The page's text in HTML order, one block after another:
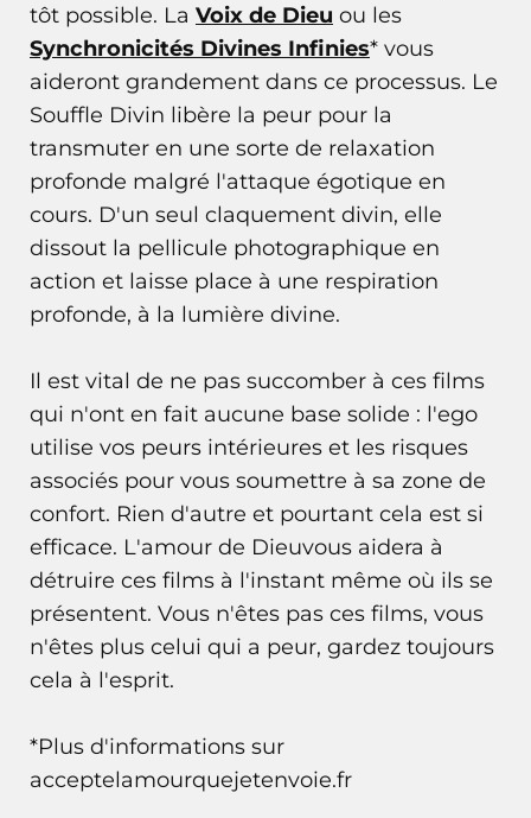
tôt possible. La Voix de Dieu ou les
Synchronicités Divines Infinies* vous
aideront grandement dans ce processus. Le
Souffle Divin libère la peur pour la
transmuter en une sorte de relaxation
profonde malgré l'attaque égotique en
cours. D'un seul claquement divin, elle
dissout la pellicule photographique en
action et laisse place à une respiration
profonde, à la lumière divine.
Il est vital de ne pas succomber à ces films
qui n'ont en fait aucune base solide : l'ego
utilise vos peurs intérieures et les risques
associés pour vous soumettre à sa zone de
confort. Rien d'autre et pourtant cela est si
efficace. L'amour de Dieuvous aidera à
détruire ces films à l'instant même où ils se
présentent. Vous n'êtes pas ces films, vous
n'êtes plus celui qui a peur, gardez toujours
cela à l'esprit.
*Plus d'informations sur
acceptelamourquejetenvoie.fr